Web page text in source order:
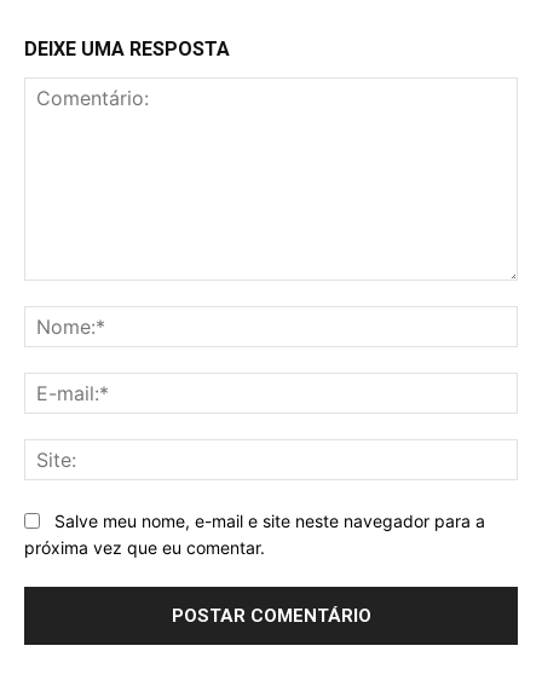
DEIXE UMA RESPOSTA
Salve meu nome, e-mail e site neste navegador para a
próxima vez que eu comentar.